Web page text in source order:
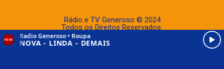
Rádio e TV Generoso © 2024
Todos os Direitos Reservados.